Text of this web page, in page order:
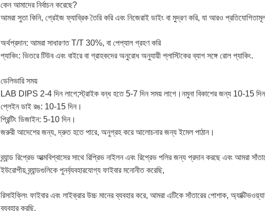
কেন আমাদের নির্বাচন করেছে?
আমরা সুতা কিনি, গ্রেইজ ফ্যাব্রিক তৈরি করি এবং নিজেরাই ডাইং বা মুদ্রণ করি, যা আরও
অর্থপ্রদান: আমরা সাধারণত T/T 30%, বা পেপ্যাল ​​গ্রহণ করি
প্যাকিং: ভিতরে টিউব এবং বাইরে বা গ্রাহকদের অনুরোধ অনুযায়ী প্লাস্টিকের ব্যাগ সঙ্গে রোল প্যাকিং.
ডেলিভারি সময়
LAB DIPS 2-4 দিন লাগে;স্ট্রাইক বন্ধ হতে 5-7 দিন সময় লাগে।নমুনা বিকাশের জন্য 10-15
প্লেইন ডাই রঙ: 10-15 দিন।
প্রিন্টিং ডিজাইন: 5-10 দিন।
জরুরী আদেশের জন্য, দ্রুত হতে পারে, অনুগ্রহ করে আলোচনার জন্য ইমেল পাঠান।
ব্র্যান্ড রিপ্রেভ আত্মবিশ্বাসের সাথে রিপ্রিভ নাইলন এবং রিপ্রেভ পলির জন্য প্রদান করছে এবং আমরা
ইউরোপীয় ব্র্যান্ডগুলিকে পুনর্ব্যবহারযোগ্য ফাইবার মনোনীত করেছি,
রিসাইক্লিং ফাইবার এবং লাইক্রার উচ্চ মানের ব্যবহার করে, আমরা এটিকে সাঁতারের পোশাক,
ব্যবহার করছি,